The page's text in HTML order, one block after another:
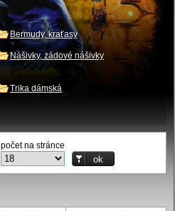
Bermudy, kraťasy
Nášivky, zádové nášivky
Trika dámská
počet na stránce